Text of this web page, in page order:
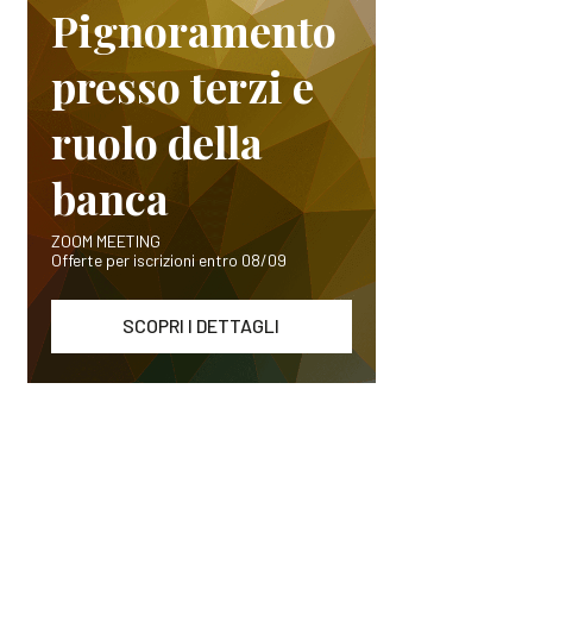
Pignoramento
presso terzi e
ruolo della
banca
ZOOM MEETING
Offerte per iscrizioni entro 08/09
SCOPRI I DETTAGLI